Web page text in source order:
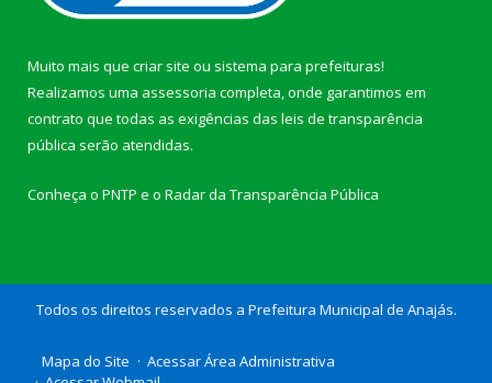
Muito mais que criar site ou sistema para prefeituras!
Realizamos uma assessoria completa, onde garantimos em
contrato que todas as exigências das leis de transparência
pública serão atendidas.
Conheça o PNTP e o Radar da Transparência Pública
Todos os direitos reservados a Prefeitura Municipal de Anajás.
Mapa do Site
Acessar Área Administrativa